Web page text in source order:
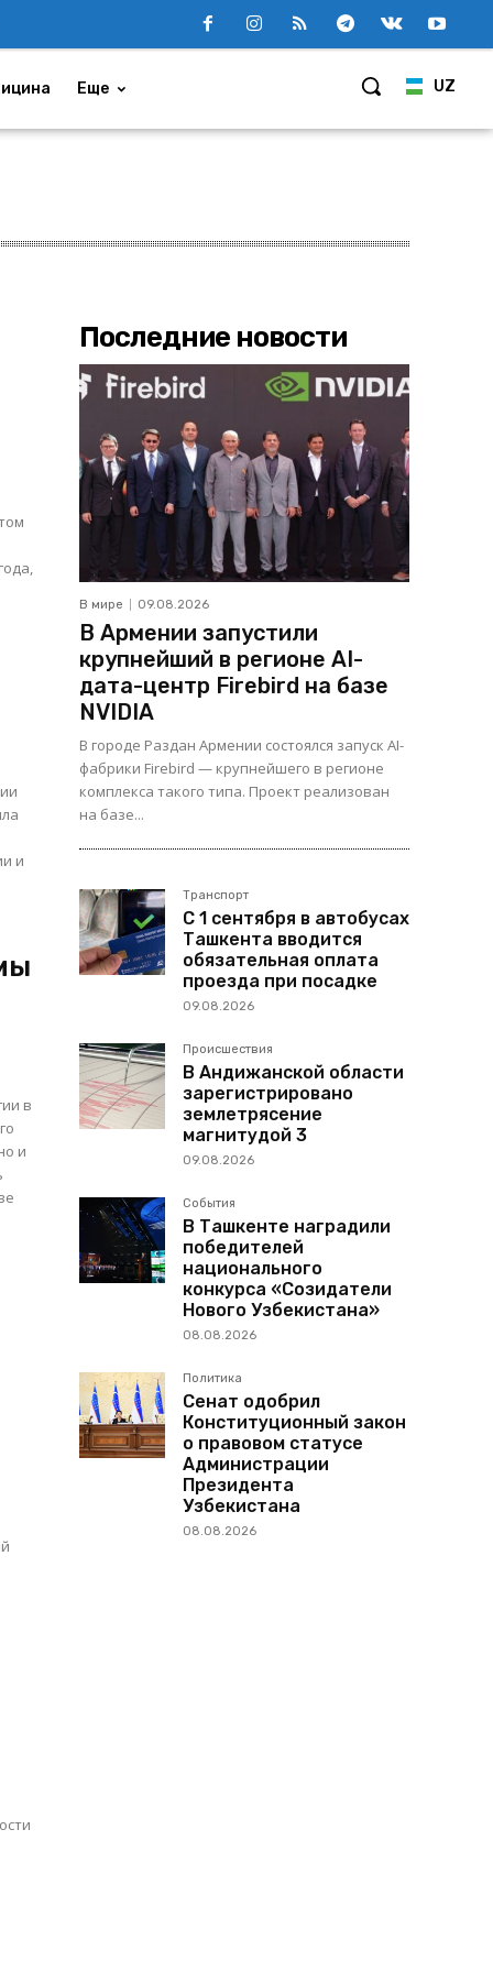
UZ
Еще
и
в
и
Последние новости
В мире 09.08.2026
В Армении запустили
крупнейший в регионе AI-
дата-центр Firebird на базе
NVIDIA
В городе Раздан Армении состоялся запуск AI-
фабрики Firebird — крупнейшего в регионе
комплекса такого типа. Проект реализован
на базе...
Транспорт
С 1 сентября в автобусах
Ташкента вводится
обязательная оплата
проезда при посадке
09.08.2026
Происшествия
В Андижанской области
зарегистрировано
землетрясение
магнитудой 3
09.08.2026
События
В Ташкенте наградили
победителей
национального
конкурса «Созидатели
Нового Узбекистана»
08.08.2026
Политика
Сенат одобрил
Конституционный закон
о правовом статусе
Администрации
Президента
Узбекистана
08.08.2026